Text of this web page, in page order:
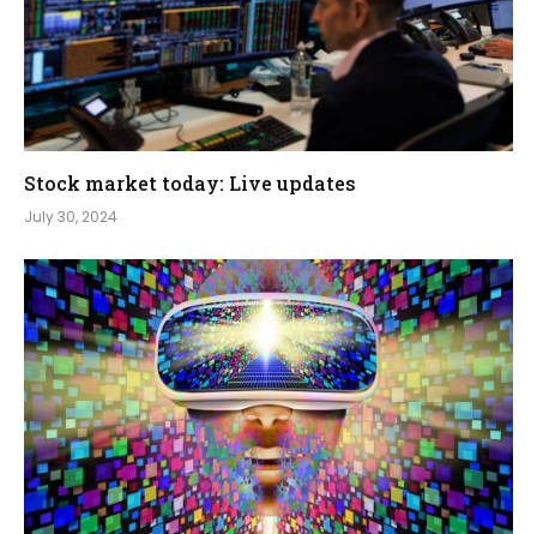
Stock market today: Live updates
July 30, 2024